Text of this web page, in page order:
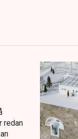
redan